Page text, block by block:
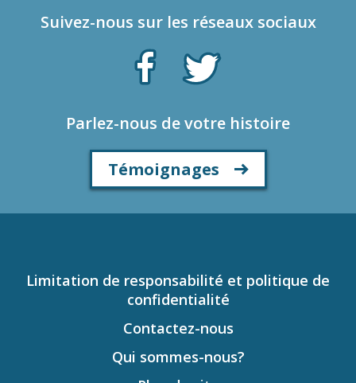
Suivez-nous sur les réseaux sociaux
Parlez-nous de votre histoire
Témoignages
Limitation de responsabilité et politique de
confidentialité
Contactez-nous
Qui sommes-nous?